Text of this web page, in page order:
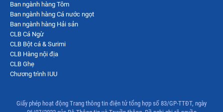
Ban ngành hàng Tôm
Ban ngành hàng Cá nước ngọt
Ban ngành hàng Hải sản
CLB Cá Ngừ
CLB Bột cá & Surimi
CLB Hàng nội địa
CLB Ghẹ
Chương trình IUU
Giấy phép hoạt động Trang thông tin điện tử tổng hợp số 83/GP-TTĐT, ngày